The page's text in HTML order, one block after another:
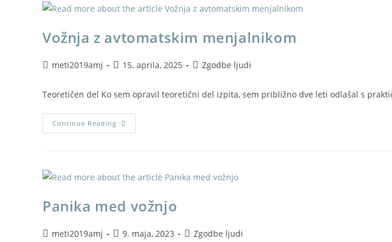
Vožnja z avtomatskim menjalnikom
meti2019amj 15. aprila, 2025 Zgodbe ljudi
Teoretičen del Ko sem opravil teoretični del izpita, sem približno dve leti odlašal s
Continue Reading
Panika med vožnjo
meti2019amj 9. maja, 2023 Zgodbe ljudi